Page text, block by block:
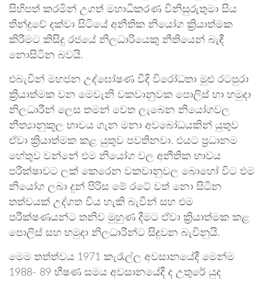
සිහිපත් කරමින් උගත් මහාධිකරණ විනිසුරුතුමා සිය
තීන්දුවේ දක්වා සිටියේ අනීතික නියෝග ක්‍රියාත්මක
කිරීමට කිසිදු රජයේ නිලධාරියෙකු නීතියෙන් බැඳී
නොසිටින බවයි.
එබැවින් මහජන උද්ඝෝෂණ වීදි විරෝධතා මුළු රටපුරා
ක්‍රියාත්මක වන මෙවැනි වකවානුවක පොලිස් හා හමුදා
නිලධාරීන් ලෙස තමන් වෙත ලැබෙන නියෝගවල
නීත්‍යානුකූල භාවය ගැන මනා අවබෝධයකින් යුතුව
ඒවා ක්‍රියාත්මක කළ යුතුව පවතිනවා. එයට ප්‍රධානම
හේතුව වන්නේ එම නියෝග වල අනීතික භාවය
පරීක්ෂාවට ලක් කෙරෙන වකවානුවල බොහෝ විට එම
නියෝග ලබා දුන් පිරිස මේ රටේ වත් නො සිටින
තත්වයක් උද්ගත විය හැකි බැවින් සහ එම
පරීක්ෂණයන්ට තනිව මුහුණ දීමට ඒවා ක්‍රියාත්මක කළ
පොලිස් සහ හමුදා නිලධාරීන්ට සිදුවන බැවිනුයි.
මෙම තත්ත්වය 1971 කැරැල්ල අවසානයේදී මෙන්ම
1988- 89 භීෂණ සමය අවසානයේදී ද උතුරේ යුද